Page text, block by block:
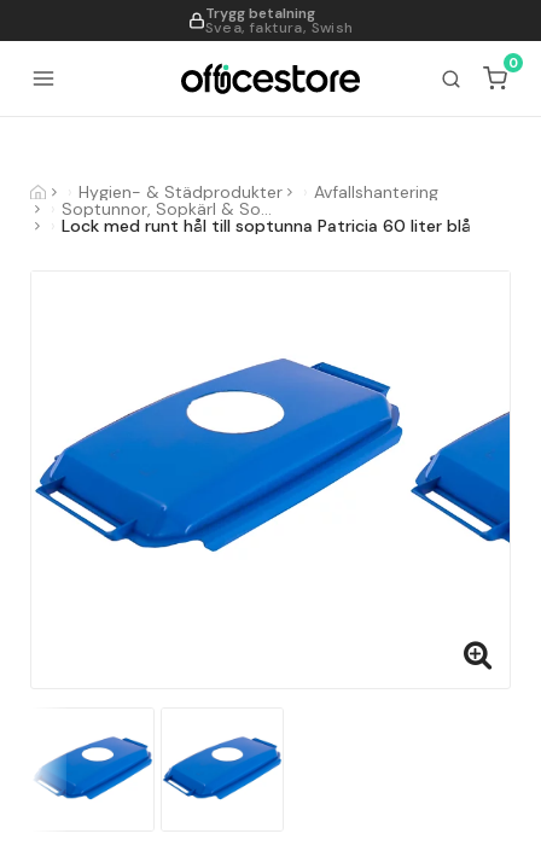
Trygg betalning
Svea, faktura, Swish
995
0
Hygien- & Städprodukter Avfallshantering
Soptunnor, Sopkärl & Sopsorteringskärl
Lock med runt hål till soptunna Patricia 60 liter blå